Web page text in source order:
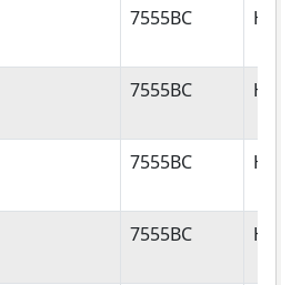
7555BC
7555BC
7555BC
7555BC